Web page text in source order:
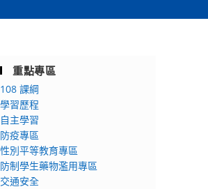
重點專區
108 課綱
學習歷程
自主學習
防疫專區
性別平等教育專區
防制學生藥物濫用專區
交通安全